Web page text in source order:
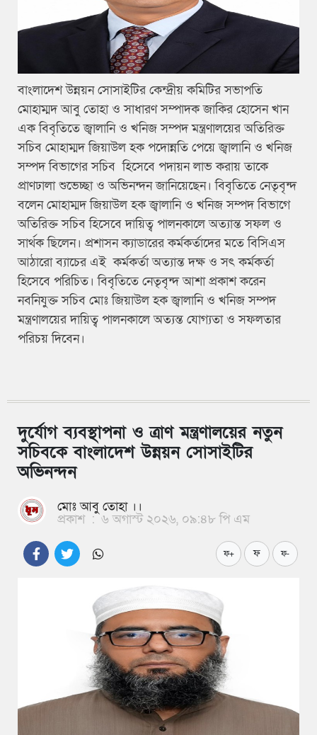
বাংলাদেশ উন্নয়ন সোসাইটির কেন্দ্রীয় কমিটির সভাপতি
মোহাম্মদ আবু তোহা ও সাধারণ সম্পাদক জাকির হোসেন খান
এক বিবৃতিতে জ্বালানি ও খনিজ সম্পদ মন্ত্রণালয়ের অতিরিক্ত
সচিব মোহাম্মদ জিয়াউল হক পদোন্নতি পেয়ে জ্বালানি ও খনিজ
সম্পদ বিভাগের সচিব হিসেবে পদায়ন লাভ করায় তাকে
প্রাণঢালা শুভেচ্ছা ও অভিনন্দন জানিয়েছেন। বিবৃতিতে নেতৃবৃন্দ
বলেন মোহাম্মদ জিয়াউল হক জ্বালানি ও খনিজ সম্পদ বিভাগে
অতিরিক্ত সচিব হিসেবে দায়িত্ব পালনকালে অত্যান্ত সফল ও
সার্থক ছিলেন। প্রশাসন ক্যাডারের কর্মকর্তাদের মতে বিসিএস
আঠারো ব্যাচের এই কর্মকর্তা অত্যান্ত দক্ষ ও সৎ কর্মকর্তা
হিসেবে পরিচিত। বিবৃতিতে নেতৃবৃন্দ আশা প্রকাশ করেন
নবনিযুক্ত সচিব মোঃ জিয়াউল হক জ্বালানি ও খনিজ সম্পদ
মন্ত্রণালয়ের দায়িত্ব পালনকালে অত্যন্ত যোগ্যতা ও সফলতার
পরিচয় দিবেন।
দুর্যোগ ব্যবস্থাপনা ও ত্রাণ মন্ত্রণালয়ের নতুন
সচিবকে বাংলাদেশ উন্নয়ন সোসাইটির
অভিনন্দন
মোঃ আবু তোহা ।।
প্রকাশ : ৬ অগাস্ট ২০২৬, ০৯:৪৮ পি এম
ফ+ ফ ফ-